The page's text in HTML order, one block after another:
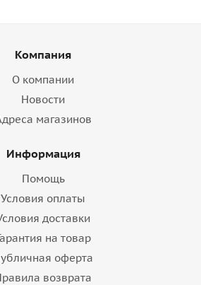
Компания
О компании
Новости
магазинов
Информация
Помощь
Условия оплаты
доставки
на товар
оферта
возврата